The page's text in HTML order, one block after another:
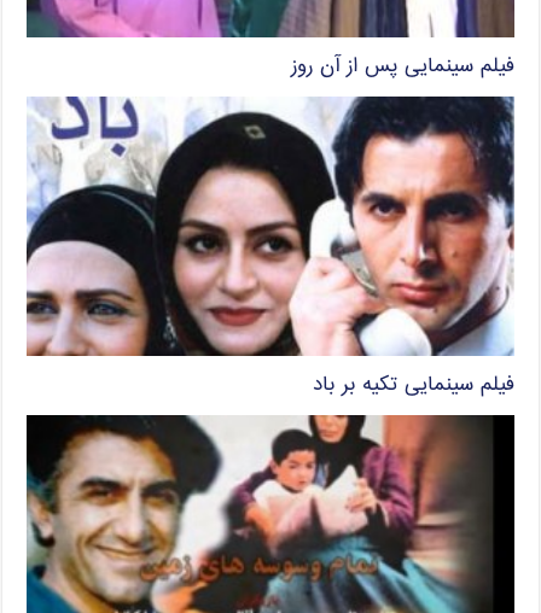
فیلم سینمایی پس از آن روز
فیلم سینمایی تکیه بر باد